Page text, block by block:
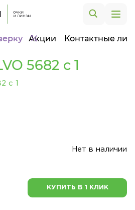
Акции Контактные
5682 c 1
Нет в наличии
КУПИТЬ В 1 КЛИК